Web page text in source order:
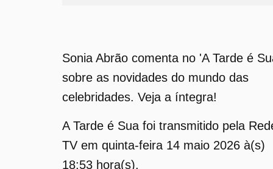
Sonia Abrão comenta no 'A Tarde é
sobre as novidades do mundo das
celebridades. Veja a íntegra!
A Tarde é Sua foi transmitido pela
TV em quinta-feira 14 maio 2026 à(s)
18:53 hora(s).